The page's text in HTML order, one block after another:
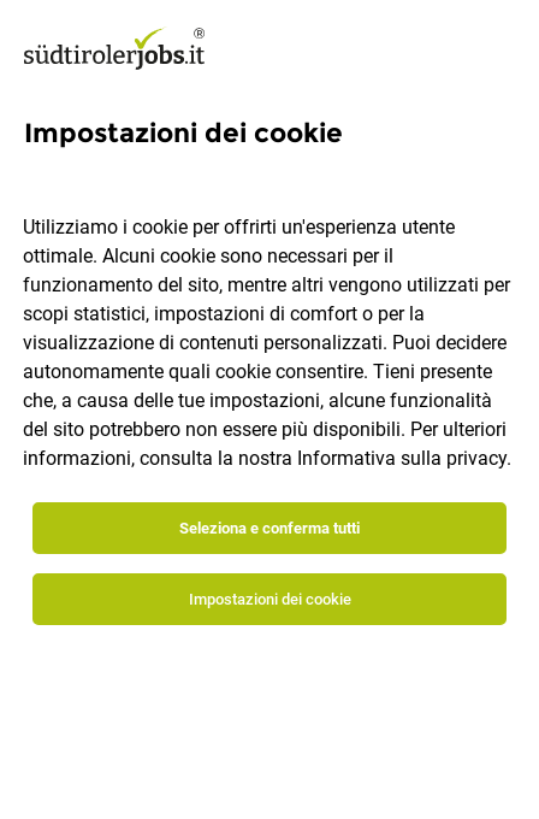
Tecnico sul campo della
Zorzi Frigotecnica
Merano, Alto Adige, Trentino
tempo pieno
22.07.2026
IT
Impostazioni dei cookie
Utilizziamo i cookie per offrirti un'esperienza utente
ottimale. Alcuni cookie sono necessari per il
funzionamento del sito, mentre altri vengono utilizzati per
scopi statistici, impostazioni di comfort o per la
visualizzazione di contenuti personalizzati. Puoi decidere
autonomamente quali cookie consentire. Tieni presente
che, a causa delle tue impostazioni, alcune funzionalità
del sito potrebbero non essere più disponibili. Per ulteriori
informazioni, consulta la nostra Informativa sulla privacy.
Seleziona e conferma tutti
Impostazioni dei cookie